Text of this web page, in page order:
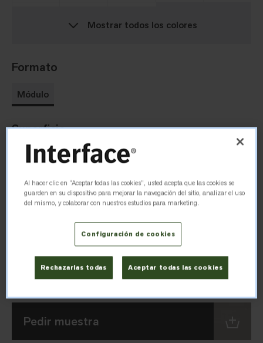
Mostrar todos los colores
Formato
Módulo
Superficie
Superficie Dos Tonos
Dimensiones
2.7mm
Pedir muestra
Al hacer clic en “Aceptar todas las cookies”, usted acepta que las cookies se
guarden en su dispositivo para mejorar la navegación del sitio, analizar el uso
del mismo, y colaborar con nuestros estudios para marketing.
Configuración de cookies
Rechazarlas todas Aceptar todas las cookies